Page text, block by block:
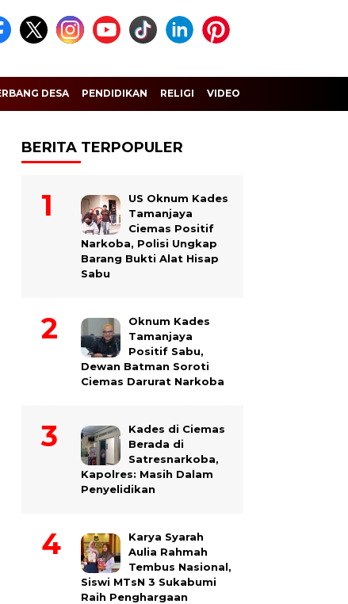
DESA PENDIDIKAN RELIGI VIDEO
BERITA TERPOPULER
US Oknum Kades
Tamanjaya
Ciemas Positif
Narkoba, Polisi Ungkap
Barang Bukti Alat Hisap
Sabu
Oknum Kades
Tamanjaya
Positif Sabu,
Dewan Batman Soroti
Ciemas Darurat Narkoba
Kades di Ciemas
Berada di
Satresnarkoba,
Kapolres: Masih Dalam
Penyelidikan
Karya Syarah
Aulia Rahmah
Tembus Nasional,
Siswi MTsN 3 Sukabumi
Raih Penghargaan